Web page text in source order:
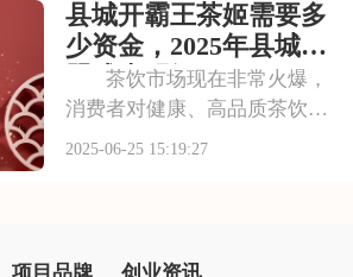
在，汉堡王开放加盟，为广大
创业者提供了一个难得的机
遇。本文将为你揭秘汉
县城开霸王茶姬需要多
少资金，2025年县城加
盟成本明细
茶饮市场现在非常火爆，
消费者对健康、高品质茶饮的
需求不断增加。霸王茶姬凭借
请看县城开霸王茶姬需要多少
2025-06-25 15:19:27